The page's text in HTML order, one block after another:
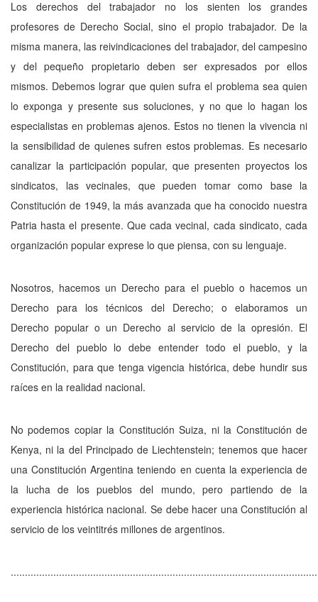
Los derechos del trabajador no los sienten los grandes
profesores de Derecho Social, sino el propio trabajador. De la
misma manera, las reivindicaciones del trabajador, del campesino
y del pequeño propietario deben ser expresados por ellos
mismos. Debemos lograr que quien sufra el problema sea quien
lo exponga y presente sus soluciones, y no que lo hagan los
especialistas en problemas ajenos. Estos no tienen la vivencia ni
la sensibilidad de quienes sufren estos problemas. Es necesario
canalizar la participación popular, que presenten proyectos los
sindicatos, las vecinales, que pueden tomar como base la
Constitución de 1949, la más avanzada que ha conocido nuestra
Patria hasta el presente. Que cada vecinal, cada sindicato, cada
organización popular exprese lo que piensa, con su lenguaje.
Nosotros, hacemos un Derecho para el pueblo o hacemos un
Derecho para los técnicos del Derecho; o elaboramos un
Derecho popular o un Derecho al servicio de la opresión. El
Derecho del pueblo lo debe entender todo el pueblo, y la
Constitución, para que tenga vigencia histórica, debe hundir sus
raíces en la realidad nacional.
No podemos copiar la Constitución Suiza, ni la Constitución de
Kenya, ni la del Principado de Liechtenstein; tenemos que hacer
una Constitución Argentina teniendo en cuenta la experiencia de
la lucha de los pueblos del mundo, pero partiendo de la
experiencia histórica nacional. Se debe hacer una Constitución al
servicio de los veintitrés millones de argentinos.